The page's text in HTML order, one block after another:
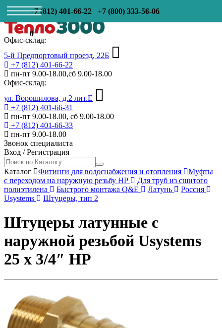
+7 (812) 401-66-22 +7 (800) 333-56-06
0
Офис-склад:
5-й Предпортовый проезд, 22Б
+7 (812) 401-66-22
пн-пт 9.00-18.00,сб 9.00-18.00
Офис-склад:
ул. Ворошилова, д.2 лит.Е
+7 (812) 401-66-31
пн-пт 9.00-18.00, сб 9.00-18.00
+7 (812) 401-66-33
пн-пт 9.00-18.00
Звонок специалиста
Вход /Регистрация
Каталог Фитинги для водоснабжения и отопления
Муфты
с переходом на наружную резьбу НР
Для труб из сшитого
полиэтилена
Быстрого монтажа Q&E Латунь
Россия
Usystems
Штуцеры, тип 2
Штуцеры латунные с
наружной резьбой Usystems
25 х 3/4″ НР